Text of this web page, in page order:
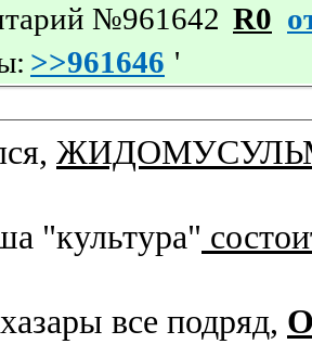
№961642 R0
>>961646 '
"культура"
все подряд,